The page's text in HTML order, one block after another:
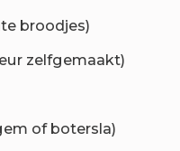
broodjes)
zelfgemaakt)
of botersla)